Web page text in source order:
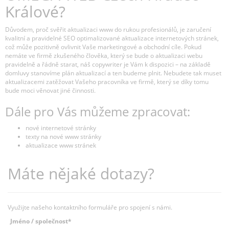
Králové?
Důvodem, proč svěřit aktualizaci www do rukou profesionálů, je zaručení
kvalitní a pravidelné SEO optimalizované aktualizace internetových stránek,
což může pozitivně ovlivnit Vaše marketingové a obchodní cíle. Pokud
nemáte ve firmě zkušeného člověka, který se bude o aktualizaci webu
pravidelně a řádně starat, náš copywriter je Vám k dispozici – na základě
domluvy stanovíme plán aktualizací a ten budeme plnit. Nebudete tak muset
aktualizacemi zatěžovat Vašeho pracovníka ve firmě, který se díky tomu
bude moci věnovat jiné činnosti.
Dále pro Vás můžeme zpracovat:
nové internetové stránky
texty na nové www stránky
aktualizace www stránek
Máte nějaké dotazy?
Využijte našeho kontaktního formuláře pro spojení s námi.
Jméno / společnost*